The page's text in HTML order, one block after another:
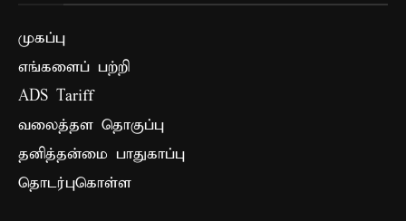
முகப்பு
எங்களைப் பற்றி
ADS Tariff
வலைத்தள தொகுப்பு
தனித்தன்மை பாதுகாப்பு
தொடர்புகொள்ள